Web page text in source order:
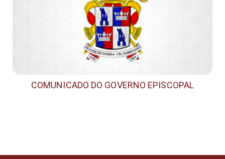
COMUNICADO DO GOVERNO EPISCOPAL